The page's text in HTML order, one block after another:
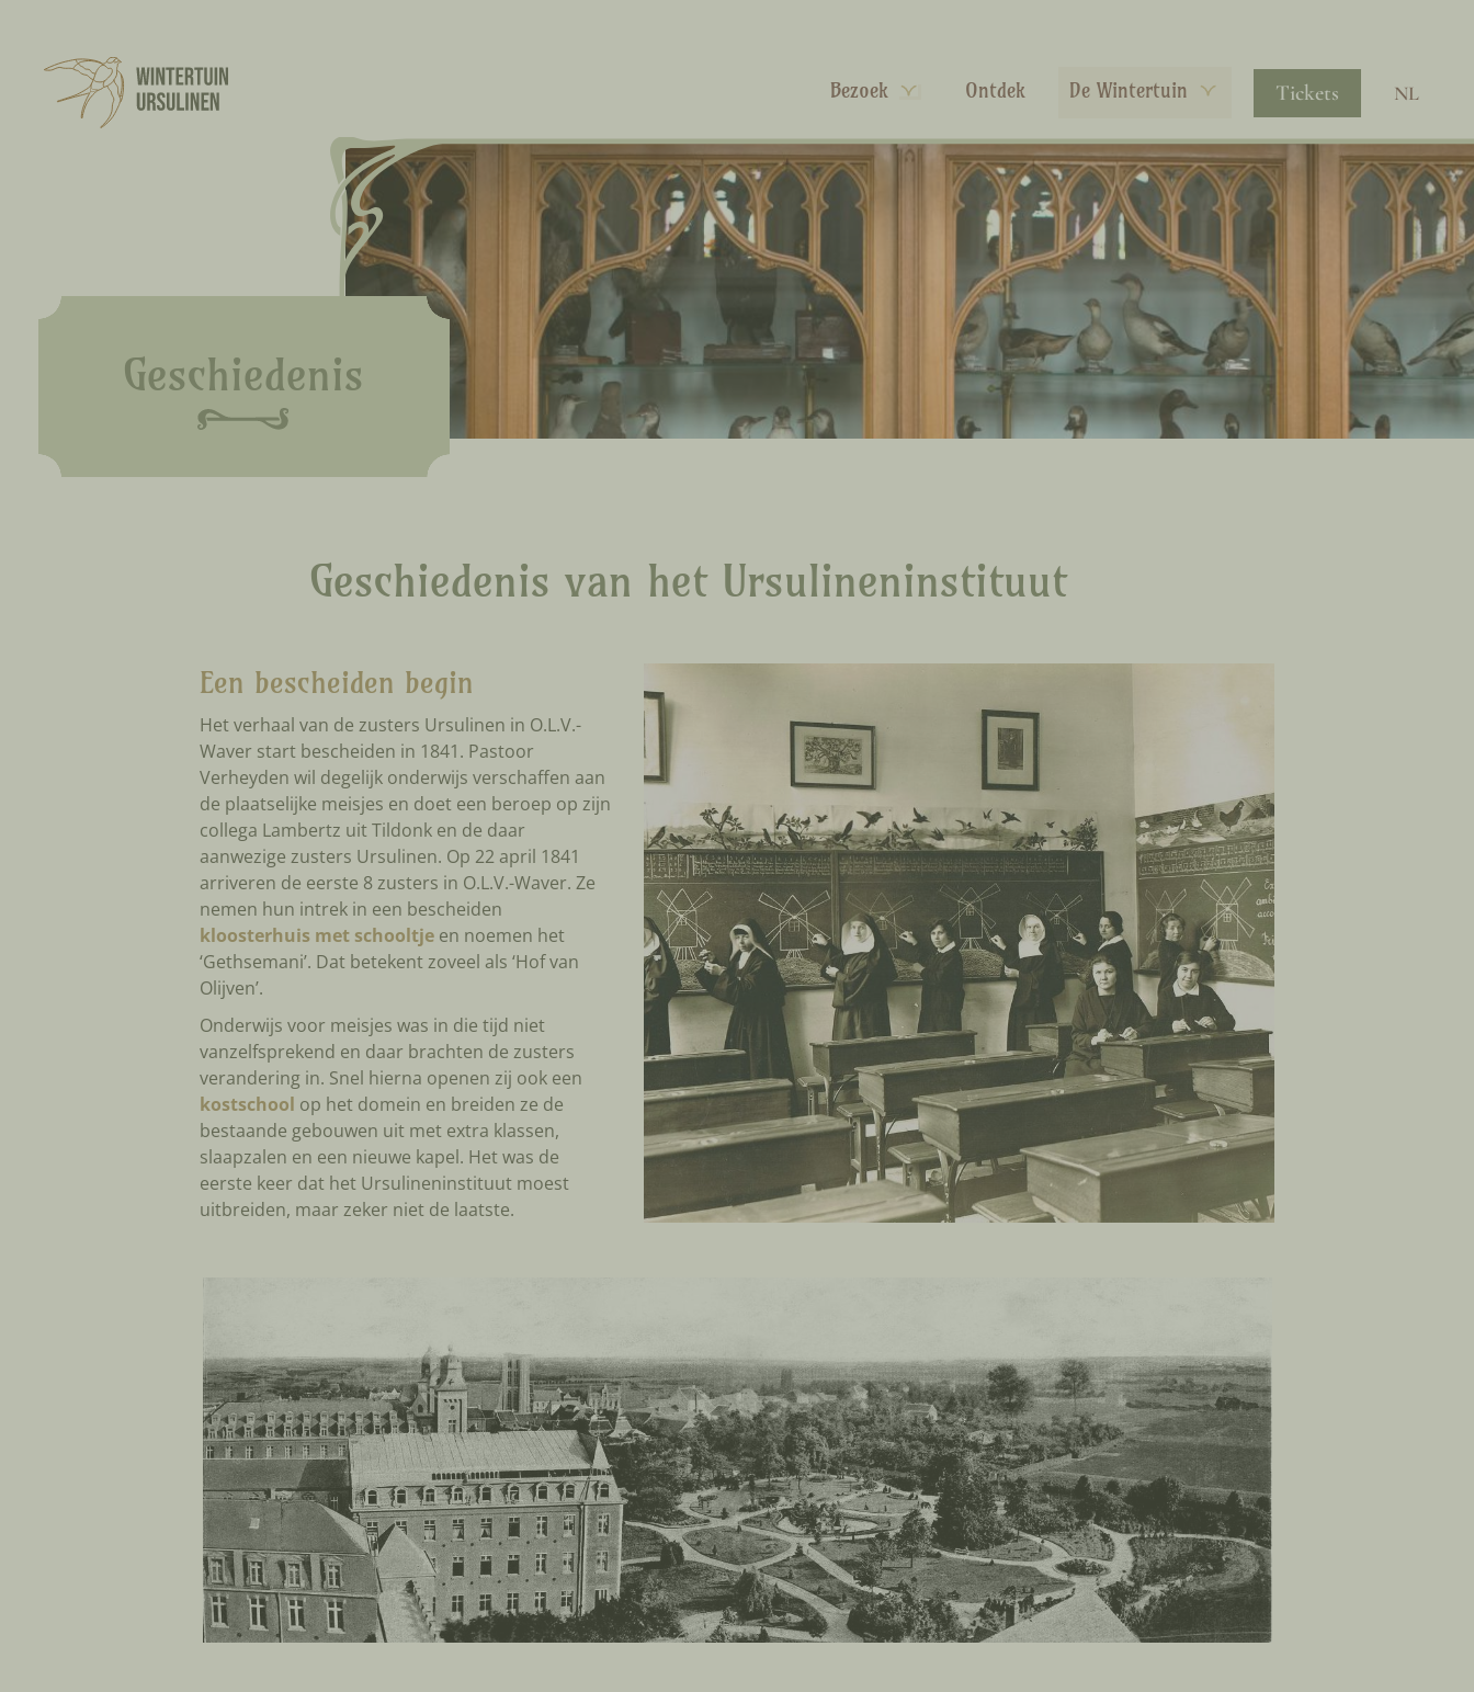
Bezoek Ontdek De Wintertuin Tickets NL
Geschiedenis
Geschiedenis van het Ursulineninstituut
Een bescheiden begin
Het verhaal van de zusters Ursulinen in O.L.V.-
Waver start bescheiden in 1841. Pastoor
Verheyden wil degelijk onderwijs verschaffen aan
de plaatselijke meisjes en doet een beroep op zijn
collega Lambertz uit Tildonk en de daar
aanwezige zusters Ursulinen. Op 22 april 1841
arriveren de eerste 8 zusters in O.L.V.-Waver. Ze
nemen hun intrek in een bescheiden
kloosterhuis met schooltje en noemen het
‘Gethsemani’. Dat betekent zoveel als ‘Hof van
Olijven’.
Onderwijs voor meisjes was in die tijd niet
vanzelfsprekend en daar brachten de zusters
verandering in. Snel hierna openen zij ook een
kostschool op het domein en breiden ze de
bestaande gebouwen uit met extra klassen,
slaapzalen en een nieuwe kapel. Het was de
eerste keer dat het Ursulineninstituut moest
uitbreiden, maar zeker niet de laatste.